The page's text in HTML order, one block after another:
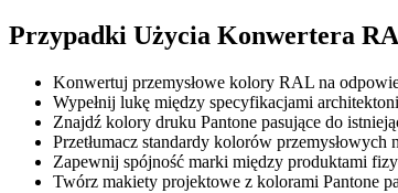
Przypadki Użycia Konwertera
Konwertuj przemysłowe kolory RAL na
Wypełnij lukę między specyfikacjami
Znajdź kolory druku Pantone pasujące do
Przetłumacz standardy kolorów
Zapewnij spójność marki między produktami
Twórz makiety projektowe z kolorami Pantone